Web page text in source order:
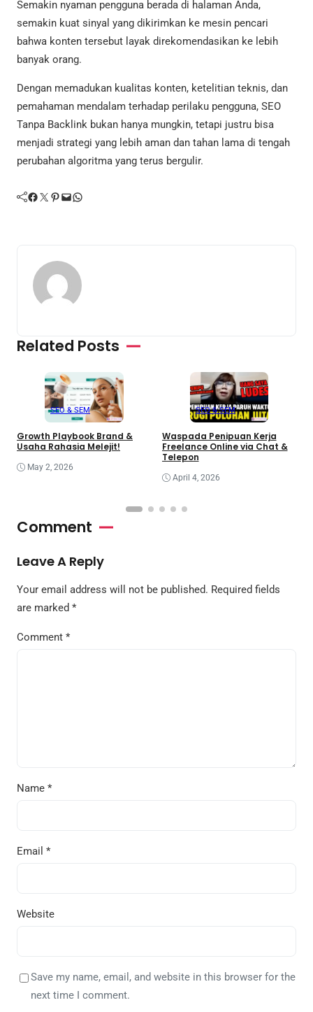
Semakin nyaman pengguna berada di halaman Anda,
semakin kuat sinyal yang dikirimkan ke mesin pencari
bahwa konten tersebut layak direkomendasikan ke lebih
banyak orang.
Dengan memadukan kualitas konten, ketelitian teknis, dan
pemahaman mendalam terhadap perilaku pengguna, SEO
Tanpa Backlink bukan hanya mungkin, tetapi justru bisa
menjadi strategi yang lebih aman dan tahan lama di tengah
perubahan algoritma yang terus bergulir.
Facebook Twitter Pinterest Mail WhatsApp
Related Posts
SEO & SEM
Growth Playbook Brand &
Usaha Rahasia Melejit!
May 2, 2026
SEO & SEM
Waspada Penipuan Kerja
Freelance Online via Chat &
Telepon
April 4, 2026
Comment
Leave A Reply
Your email address will not be published. Required fields
are marked *
Comment *
Name *
Email *
Website
Save my name, email, and website in this browser for the
next time I comment.